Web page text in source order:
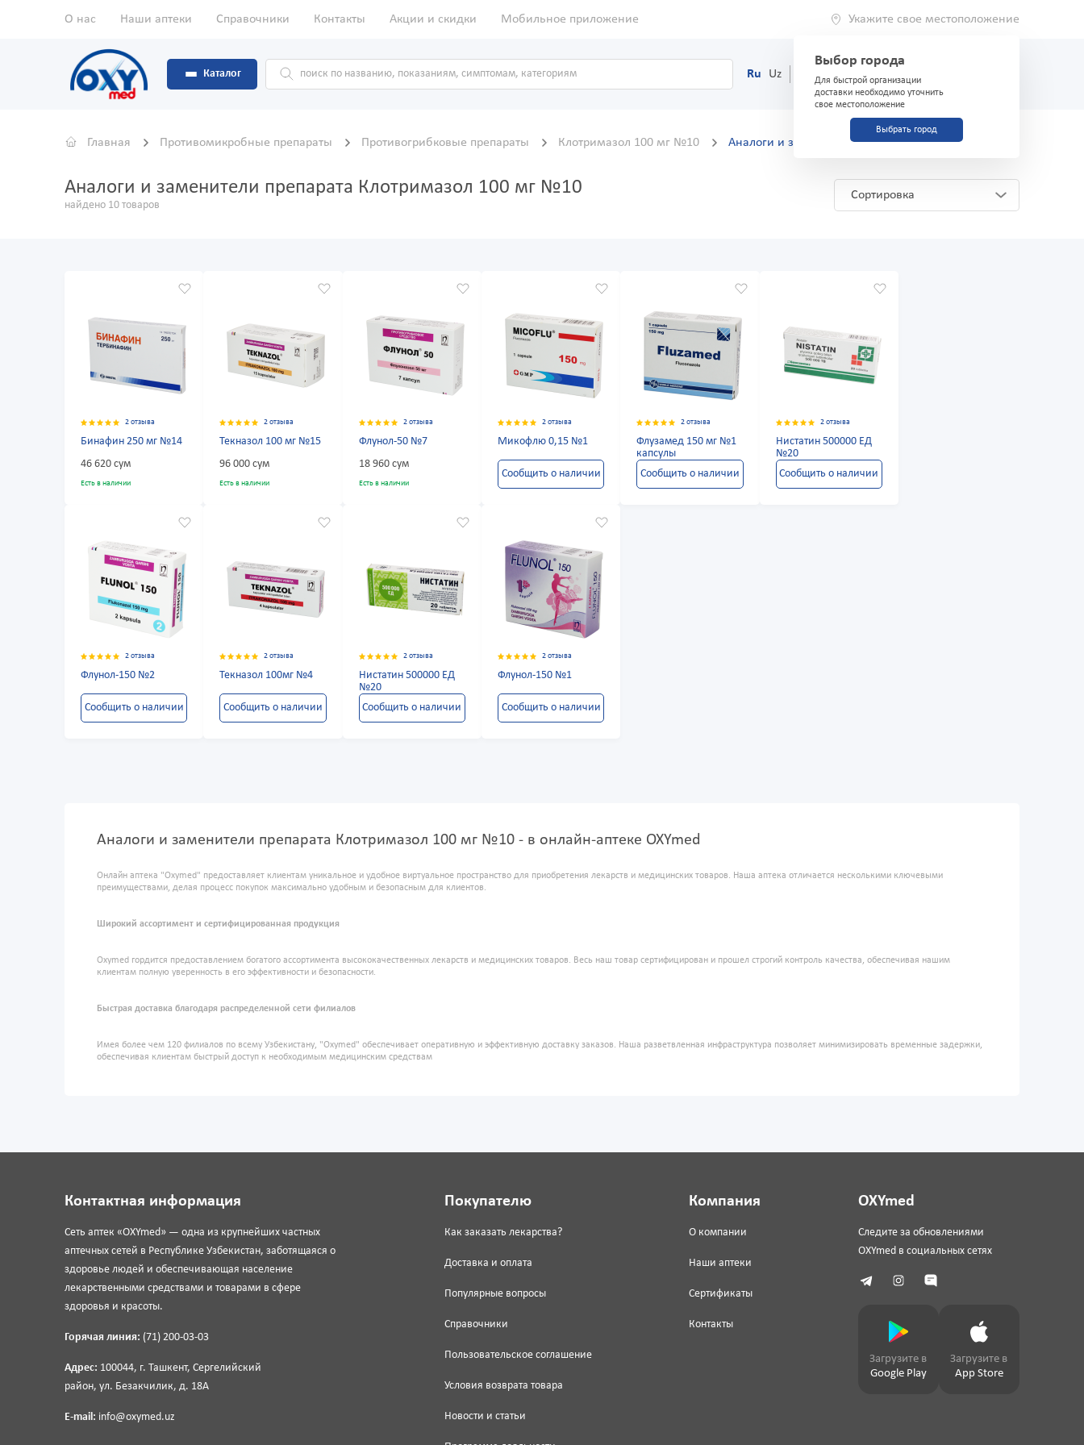
О нас Наши аптеки Справочники Контакты Акции и скидки Мобильное приложение Укажите свое местоположение
Выбор города
Для быстрой организации
доставки необходимо уточнить
свое местоположение
Выбрать город
Каталог Ru Uz (71) 200-03-03
Главная Противомикробные препараты Противогрибковые препараты Клотримазол 100 мг №10 Аналоги и заменители
Аналоги и заменители препарата Клотримазол 100 мг №10
найдено 10 товаров
Сортировка
2 отзыва
Бинафин 250 мг №14
46 620 сум
Есть в наличии
2 отзыва
Текназол 100 мг №15
96 000 сум
Есть в наличии
2 отзыва
Флунол-50 №7
18 960 сум
Есть в наличии
2 отзыва
Микофлю 0,15 №1
Сообщить о наличии
2 отзыва
Флузамед 150 мг №1
капсулы
Сообщить о наличии
2 отзыва
Нистатин 500000 ЕД
№20
Сообщить о наличии
2 отзыва
Флунол-150 №2
Сообщить о наличии
2 отзыва
Текназол 100мг №4
Сообщить о наличии
2 отзыва
Нистатин 500000 ЕД
№20
Сообщить о наличии
2 отзыва
Флунол-150 №1
Сообщить о наличии
Аналоги и заменители препарата Клотримазол 100 мг №10 - в онлайн-аптеке OXYmed
Онлайн аптека "Oxymed" предоставляет клиентам уникальное и удобное виртуальное пространство для приобретения лекарств и медицинских товаров. Наша аптека отличается несколькими ключевыми
преимуществами, делая процесс покупок максимально удобным и безопасным для клиентов.
Широкий ассортимент и сертифицированная продукция
Oxymed гордится предоставлением богатого ассортимента высококачественных лекарств и медицинских товаров. Весь наш товар сертифицирован и прошел строгий контроль качества, обеспечивая нашим
клиентам полную уверенность в его эффективности и безопасности.
Быстрая доставка благодаря распределенной сети филиалов
Имея более чем 120 филиалов по всему Узбекистану, "Oxymed" обеспечивает оперативную и эффективную доставку заказов. Наша разветвленная инфраструктура позволяет минимизировать временные задержки,
обеспечивая клиентам быстрый доступ к необходимым медицинским средствам
Контактная информация
Сеть аптек «OXYmed» — одна из крупнейших частных
аптечных сетей в Республике Узбекистан, заботящаяся о
здоровье людей и обеспечивающая население
лекарственными средствами и товарами в сфере
здоровья и красоты.
Горячая линия: (71) 200-03-03
Адрес: 100044, г. Ташкент, Сергелийский
район, ул. Безакчилик, д. 18А
E-mail: info@oxymed.uz
Покупателю
Как заказать лекарства?
Доставка и оплата
Популярные вопросы
Справочники
Пользовательское соглашение
Условия возврата товара
Новости и статьи
Компания
О компании
Наши аптеки
Сертификаты
Контакты
OXYmed
Следите за обновлениями
OXYmed в социальных сетях
Загрузите в
Google Play
Загрузите в
App Store